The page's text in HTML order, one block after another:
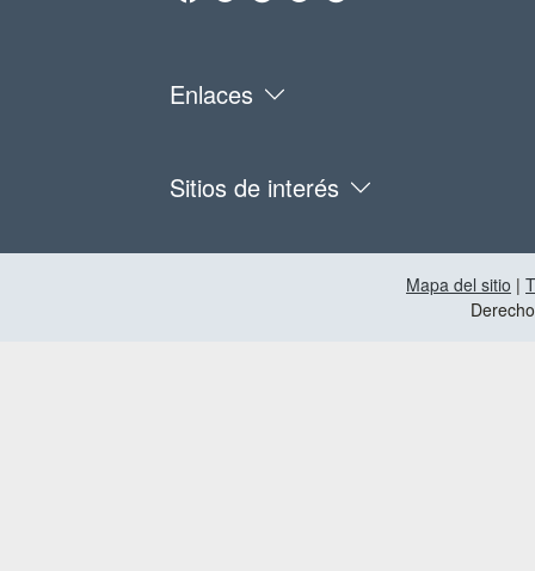
Enlaces
Sitios de interés
Mapa del sitio |